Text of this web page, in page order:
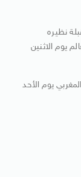
نظيره
يوم الاثنين
يوم الأحد